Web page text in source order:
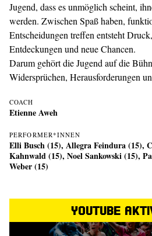
Jugend, dass es unmöglich scheint,
werden. Zwischen Spaß haben,
Entscheidungen treffen entsteht
Entdeckungen und neue Chancen.
Darum gehört die Jugend auf die
Widersprüchen, Herausforderungen
COACH
Etienne Aweh
PERFORMER*INNEN
Elli Busch (15), Allegra Feindura (15),
Kahnwald (15), Noel Sankowski (15),
Weber (15)
YouTube